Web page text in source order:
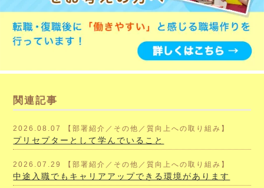
関連記事
2026.08.07 【部署紹介／その他／質向上への取り組み】
プリセプターとして学んでいること
2026.07.29 【部署紹介／その他／質向上への取り組み】
中途入職でもキャリアアップできる環境があります